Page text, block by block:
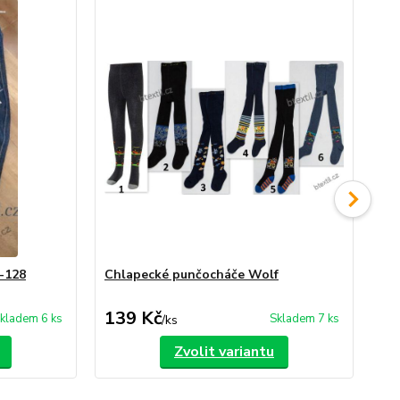
128
6 ks
Chlapecké punčocháče Wolf
139 Kč/ks Skladem 7 ks
Zvolit variantu